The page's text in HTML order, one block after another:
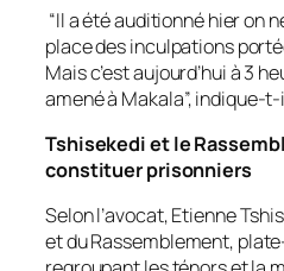
“Il a été auditionné hier on
place des inculpations
Mais c’est aujourd’hui à 3
amené à Makala”, indique-
Tshisekedi et le
constituer prisonniers
Selon l’avocat, Etienne
et du Rassemblement,